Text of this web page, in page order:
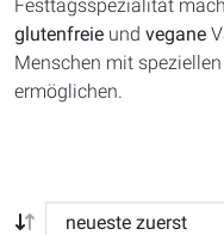
Festtagsspezialität
glutenfreie und vegane
Menschen mit
ermöglichen.